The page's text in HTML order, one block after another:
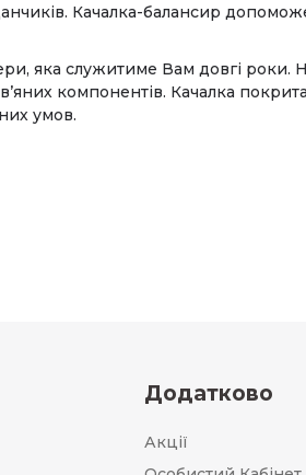
Качалка-балансир
яка служитиме Вам довгі
компонентів. Качалка
умов.
Додатково
Акції